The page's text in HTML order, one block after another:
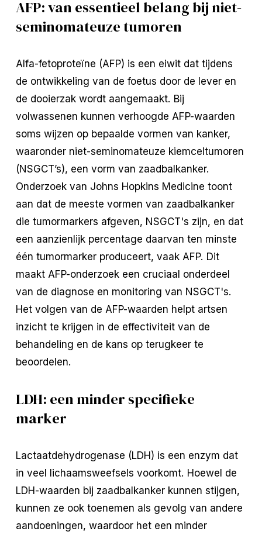
AFP: van essentieel belang bij niet-
seminomateuze tumoren
Alfa-fetoproteïne (AFP) is een eiwit dat tijdens
de ontwikkeling van de foetus door de lever en
de dooierzak wordt aangemaakt. Bij
volwassenen kunnen verhoogde AFP-waarden
soms wijzen op bepaalde vormen van kanker,
waaronder niet-seminomateuze kiemceltumoren
(NSGCT’s), een vorm van zaadbalkanker.
Onderzoek van Johns Hopkins Medicine toont
aan dat de meeste vormen van zaadbalkanker
die tumormarkers afgeven, NSGCT's zijn, en dat
een aanzienlijk percentage daarvan ten minste
één tumormarker produceert, vaak AFP. Dit
maakt AFP-onderzoek een cruciaal onderdeel
van de diagnose en monitoring van NSGCT's.
Het volgen van de AFP-waarden helpt artsen
inzicht te krijgen in de effectiviteit van de
behandeling en de kans op terugkeer te
beoordelen.
LDH: een minder specifieke
marker
Lactaatdehydrogenase (LDH) is een enzym dat
in veel lichaamsweefsels voorkomt. Hoewel de
LDH-waarden bij zaadbalkanker kunnen stijgen,
kunnen ze ook toenemen als gevolg van andere
aandoeningen, waardoor het een minder